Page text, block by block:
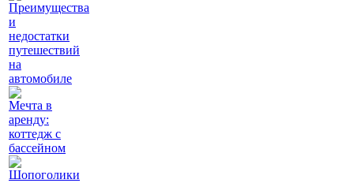
Преимущества
и
недостатки
путешествий
на
автомобиле
Мечта в
аренду:
коттедж с
бассейном
Шопоголики